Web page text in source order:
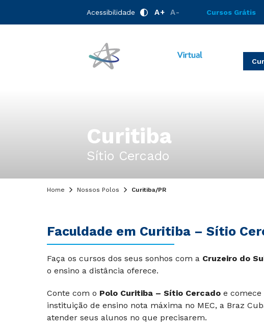
Acessibilidade A+ A- Cursos Grátis
Curitiba
Sítio Cercado
Home Nossos Polos Curitiba/PR
Faculdade em Curitiba – Sítio
Faça os cursos dos seus sonhos com a Cruzeiro do
o ensino a distância oferece.
Conte com o Polo Curitiba – Sítio Cercado e
instituição de ensino nota máxima no MEC, a Braz
atender seus alunos no que precisarem.